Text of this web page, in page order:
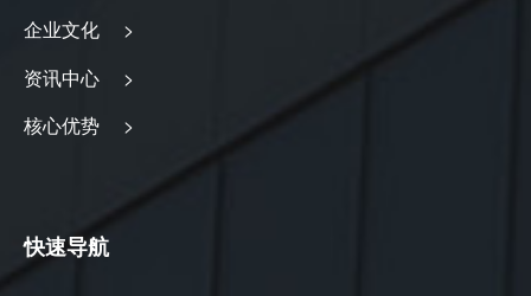
企业文化 >
资讯中心 >
核心优势 >
快速导航